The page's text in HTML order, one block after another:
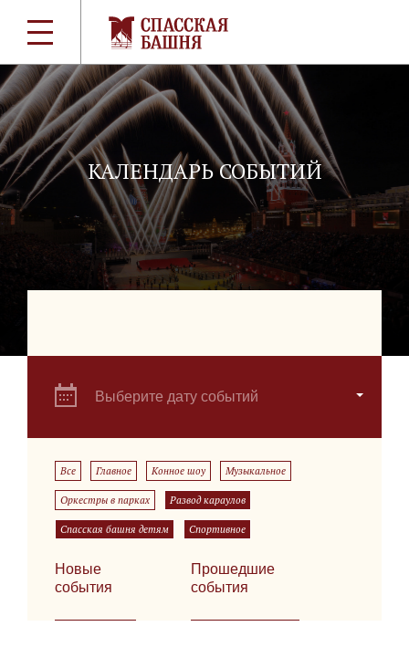
КАЛЕНДАРЬ СОБЫТИЙ
Выберите дату событий
Все Главное Конное шоу Музыкальное
Оркестры в парках Развод караулов
Спасская башня детям Спортивное
Новые
события
Прошедшие
события